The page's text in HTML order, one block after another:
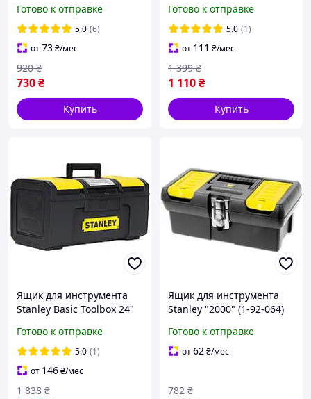
Готово к отправке
5.0 (6)
от73₴/мес
730₴
920 ₴
Купить
Готово к отправке
5.0 (1)
от 111 ₴/мес
1 110₴
1 399 ₴
Купить
Ящик для инструмента
Stanley Basic Toolbox 24"
Готово к отправке
5.0 (1)
от 146₴/мес
1 838 ₴
Ящик для инструмента
Stanley "2000" (1-92-064)
Готово к отправке
от62₴/мес
782 ₴